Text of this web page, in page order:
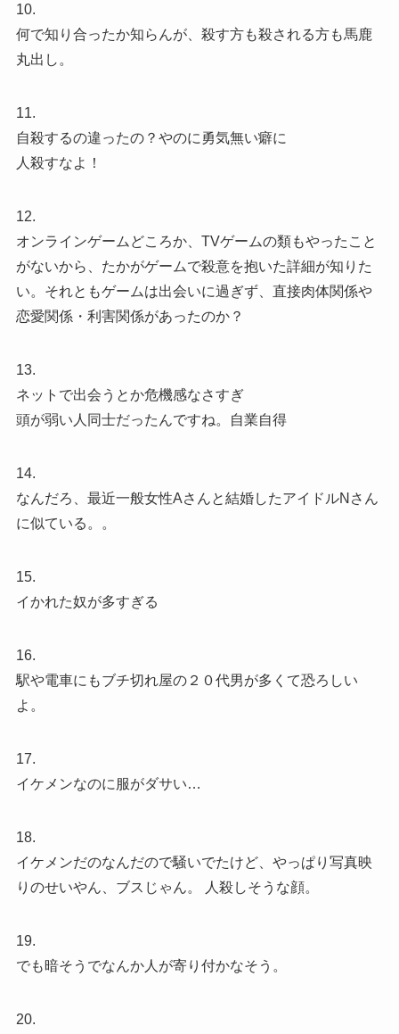
10.
何で知り合ったか知らんが、殺す方も殺される方も馬鹿
丸出し。
11.
自殺するの違ったの？やのに勇気無い癖に
人殺すなよ！
12.
オンラインゲームどころか、TVゲームの類もやったこと
がないから、たかがゲームで殺意を抱いた詳細が知りた
い。それともゲームは出会いに過ぎず、直接肉体関係や
恋愛関係・利害関係があったのか？
13.
ネットで出会うとか危機感なさすぎ
頭が弱い人同士だったんですね。自業自得
14.
なんだろ、最近一般女性Aさんと結婚したアイドルNさん
に似ている。。
15.
イかれた奴が多すぎる
16.
駅や電車にもブチ切れ屋の２０代男が多くて恐ろしい
よ。
17.
イケメンなのに服がダサい…
18.
イケメンだのなんだので騒いでたけど、やっぱり写真映
りのせいやん、ブスじゃん。 人殺しそうな顔。
19.
でも暗そうでなんか人が寄り付かなそう。
20.